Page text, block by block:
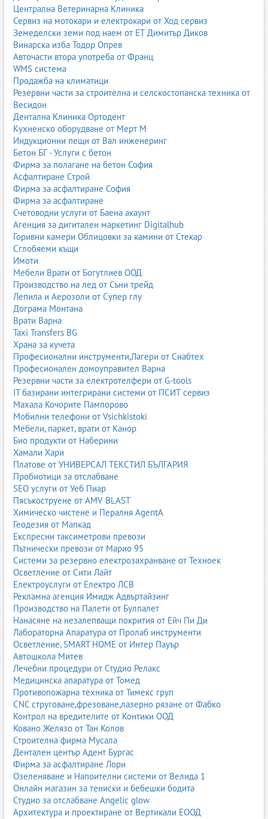
Централна Ветеринарна Клиника
Сервиз на мотокари и електрокари от Ход сервиз
Земеделски земи под наем от ЕТ Димитър Диков
Винарска изба Тодор Опрев
Авточасти втора употреба от Франц
WMS система
Продажба на климатици
Резервни части за строителна и селскостопанска техника от
Весидон
Дентална Клиника Ортодент
Кухненско оборудване от Мерт М
Индукционни пещи от Вал инженеринг
Бетон БГ - Услуги с бетон
Фирма за полагане на бетон София
Асфалтиране Строй
Фирма за асфалтиране София
Фирма за асфалтиране
Счетоводни услуги от Баена акаунт
Агенция за дигитален маркетинг Digitalhub
Горивни камери Облицовки за камини от Стекар
Сглобяеми къщи
Имоти
Мебели Врати от Богутлиев ООД
Производство на лед от Съни трейд
Лепила и Аерозоли от Супер глу
Дограма Монтана
Врати Варна
Taxi Transfers BG
Храна за кучета
Професионални инструменти,Лагери от Снабтех
Професионален домоуправител Варна
Резервни части за електротелфери от G-tools
IT базирани интегрирани системи от ПСИТ сервиз
Махала Кочорите Пампорово
Мобилни телефони от Vsichkistoki
Мебели, паркет, врати от Канор
Био продукти от Наберини
Хамали Хари
Платове от УНИВЕРСАЛ ТЕКСТИЛ БЪЛГАРИЯ
Пробиотици за отслабване
SEO услуги от Уеб Пиар
Пясъкоструене от AMV BLAST
Химическо чистене и Пералня AgentA
Геодезия от Мапкад
Експресни таксиметрови превози
Пътнически превози от Марио 95
Системи за резервно електрозахранване от Техноек
Осветление от Сити Лайт
Електроуслуги от Електро ЛСВ
Рекламна агенция Имидж Адвъртайзинг
Производство на Палети от Булпалет
Нанасяне на незалепващи покрития от Ейч Пи Ди
Лабораторна Апаратура от Пролаб инструменти
Осветление, SMART HOME от Интер Пауър
Автошкола Митев
Лечебни процедури от Студио Релакс
Медицинска апаратура от Томед
Противопожарна техника от Тимекс груп
CNC струговане,фрезоване,лазерно рязане от Фабко
Контрол на вредителите от Контики ООД
Ковано Желязо от Тан Колов
Строителна фирма Мусала
Дентален център Адент Бургас
Фирма за асфалтиране Лори
Озеленяване и Напоителни системи от Велида 1
Онлайн магазин за тениски и бебешки бодита
Студио за отслабване Angelic glow
Архитектура и проектиране от Вертикали ЕООД